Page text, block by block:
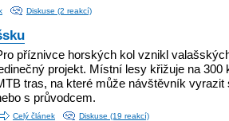
Diskuse (2 reakcí)
příznivce horských kol vznikl
projekt. Místní lesy křižuje na 300
tras, na které může návštěvník vyrazit
s průvodcem.
Celý článek Diskuse (19 reakcí)